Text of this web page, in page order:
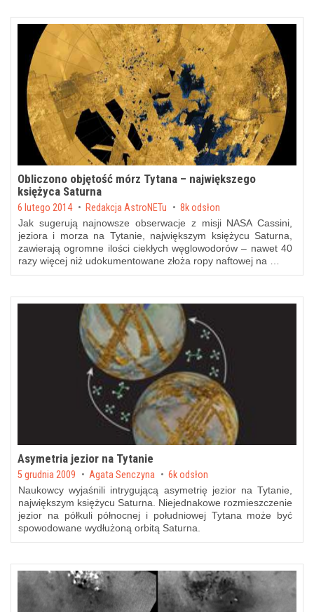
Obliczono objętość mórz Tytana – największego
księżyca Saturna
Posted on
6 lutego 2014 by Redakcja AstroNETu 8k odsłon
Jak sugerują najnowsze obserwacje z misji NASA Cassini,
jeziora i morza na Tytanie, największym księżycu Saturna,
zawierają ogromne ilości ciekłych węglowodorów – nawet 40
razy więcej niż udokumentowane złoża ropy naftowej na …
Asymetria jezior na Tytanie
Posted on
5 grudnia 2009 by Agata Senczyna 6k odsłon
Naukowcy wyjaśnili intrygującą asymetrię jezior na Tytanie,
największym księżycu Saturna. Niejednakowe rozmieszczenie
jezior na półkuli północnej i południowej Tytana może być
spowodowane wydłużoną orbitą Saturna.